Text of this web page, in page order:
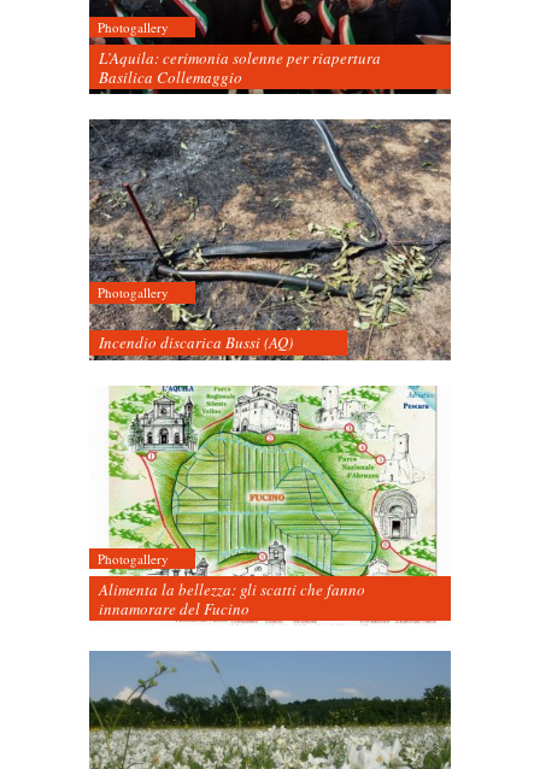
Photogallery
L’Aquila: cerimonia solenne per riapertura
Basilica Collemaggio
Photogallery
Incendio discarica Bussi (AQ)
Photogallery
Alimenta la bellezza: gli scatti che fanno
innamorare del Fucino